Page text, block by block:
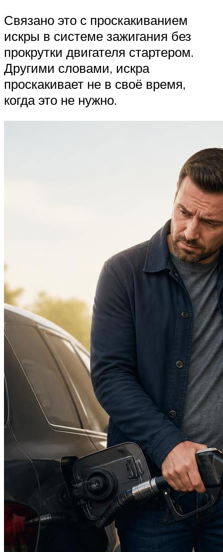
Связано это с проскакиванием
искры в системе зажигания без
прокрутки двигателя стартером.
Другими словами, искра
проскакивает не в своё время,
когда это не нужно.